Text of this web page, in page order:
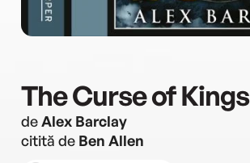
The Curse of Kings
deAlex Barclay
citită de Ben Allen